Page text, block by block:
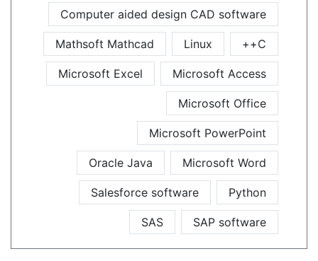
Computer aided design CAD software
C++
Linux
Mathsoft Mathcad
Microsoft Access
Microsoft Excel
Microsoft Office
Microsoft PowerPoint
Microsoft Word
Oracle Java
Python
Salesforce software
SAP software
SAS